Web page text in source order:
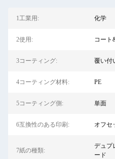
1工業用: 化学
2使用: コート
3コーティング: 覆い付
4コーティング材料: PE
5コーティング側: 単面
6互換性のある印刷: オフセ
7紙の種類:
デュプ
ード